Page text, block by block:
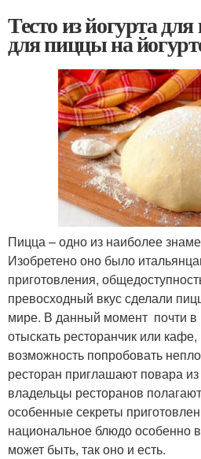
Тесто из йогурта
для пиццы на
Пицца – одно из наиболее
Изобретено оно было
приготовления,
превосходный вкус сделали
мире. В данный момент почти
отыскать ресторанчик или кафе,
возможность попробовать
ресторан приглашают повара
владельцы ресторанов
особенные секреты
национальное блюдо особенно
может быть, так оно и есть.